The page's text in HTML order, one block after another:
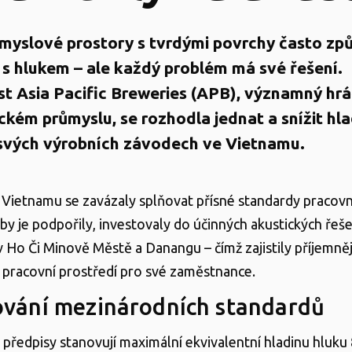
prostory s tvrdými povrchy často
hlukem – ale každý problém má své řešení.
Asia Pacific Breweries (APB), významný
průmyslu, se rozhodla jednat a snížit
výrobních závodech ve Vietnamu.
se zavázaly splňovat přísné standardy
je podpořily, investovaly do účinných akustických
Či Minově Městě a Danangu – čímž zajistily
prostředí pro své zaměstnance.
mezinárodních standardů
stanovují maximální ekvivalentní hladinu hluku